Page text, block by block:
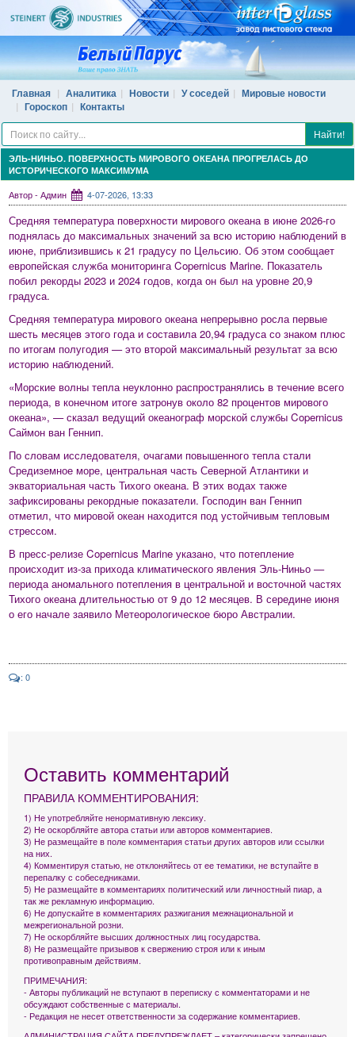
Главная Аналитика Новости У соседей
Мировые новости
Гороскоп
Контакты
Найти!
ЭЛЬ-НИНЬО. ПОВЕРХНОСТЬ МИРОВОГО ОКЕАНА ПРОГРЕЛАСЬ ДО
ИСТОРИЧЕСКОГО МАКСИМУМА
Автор - Админ 4-07-2026, 13:33
Средняя температура поверхности мирового океана в июне 2026-го
поднялась до максимальных значений за всю историю наблюдений в
июне, приблизившись к 21 градусу по Цельсию. Об этом сообщает
европейская служба мониторинга Copernicus Marine. Показатель
побил рекорды 2023 и 2024 годов, когда он был на уровне 20,9
градуса.
Средняя температура мирового океана непрерывно росла первые
шесть месяцев этого года и составила 20,94 градуса со знаком плюс
по итогам полугодия — это второй максимальный результат за всю
историю наблюдений.
«Морские волны тепла неуклонно распространялись в течение всего
периода, в конечном итоге затронув около 82 процентов мирового
океана», — сказал ведущий океанограф морской службы Copernicus
Саймон ван Геннип.
По словам исследователя, очагами повышенного тепла стали
Средиземное море, центральная часть Северной Атлантики и
экваториальная часть Тихого океана. В этих водах также
зафиксированы рекордные показатели. Господин ван Геннип
отметил, что мировой океан находится под устойчивым тепловым
стрессом.
В пресс-релизе Copernicus Marine указано, что потепление
происходит из-за прихода климатического явления Эль-Ниньо —
периода аномального потепления в центральной и восточной частях
Тихого океана длительностью от 9 до 12 месяцев. В середине июня
о его начале заявило Метеорологическое бюро Австралии.
: 0
Оставить комментарий
ПРАВИЛА КОММЕНТИРОВАНИЯ:
1) Не употребляйте ненормативную лексику.
2) Не оскорбляйте автора статьи или авторов комментариев.
3) Не размещайте в поле комментария статьи других авторов или ссылки
на них.
4) Комментируя статью, не отклоняйтесь от ее тематики, не вступайте в
перепалку с собеседниками.
5) Не размещайте в комментариях политический или личностный пиар, а
так же рекламную информацию.
6) Не допускайте в комментариях разжигания межнациональной и
межрегиональной розни.
7) Не оскорбляйте высших должностных лиц государства.
8) Не размещайте призывов к свержению строя или к иным
противоправным действиям.
ПРИМЕЧАНИЯ:
- Авторы публикаций не вступают в переписку с комментаторами и не
обсуждают собственные с материалы.
- Редакция не несет ответственности за содержание комментариев.